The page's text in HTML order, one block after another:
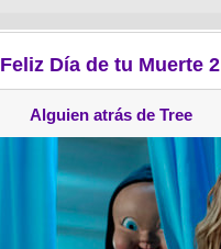
Feliz Día de tu Muerte 2
Alguien atrás de Tree